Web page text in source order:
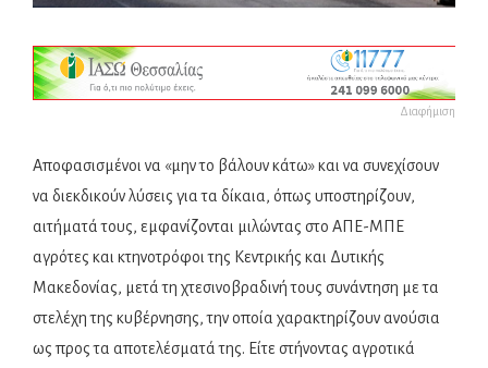
Διαφήμιση
Αποφασισμένοι να «μην το βάλουν κάτω» και να συνεχίσουν
να διεκδικούν λύσεις για τα δίκαια, όπως υποστηρίζουν,
αιτήματά τους, εμφανίζονται μιλώντας στο ΑΠΕ-ΜΠΕ
αγρότες και κτηνοτρόφοι της Κεντρικής και Δυτικής
Μακεδονίας, μετά τη χτεσινοβραδινή τους συνάντηση με τα
στελέχη της κυβέρνησης, την οποία χαρακτηρίζουν ανούσια
ως προς τα αποτελέσματά της. Είτε στήνοντας αγροτικά